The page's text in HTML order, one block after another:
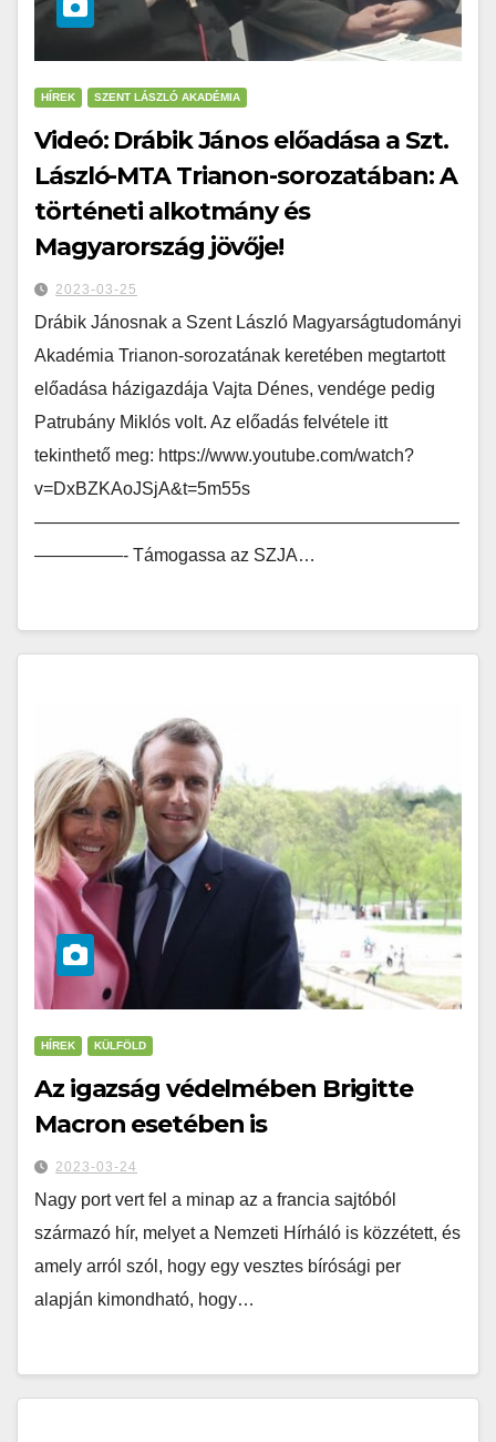
HÍREK SZENT LÁSZLÓ AKADÉMIA
Videó: Drábik János előadása a Szt.
László-MTA Trianon-sorozatában: A
történeti alkotmány és
Magyarország jövője!
2023-03-25
Drábik Jánosnak a Szent László Magyarságtudományi
Akadémia Trianon-sorozatának keretében megtartott
előadása házigazdája Vajta Dénes, vendége pedig
Patrubány Miklós volt. Az előadás felvétele itt
tekinthető meg: https://www.youtube.com/watch?
v=DxBZKAoJSjA&t=5m55s
————————————————————————
—————- Támogassa az SZJA…
HÍREK KÜLFÖLD
Az igazság védelmében Brigitte
Macron esetében is
2023-03-24
Nagy port vert fel a minap az a francia sajtóból
származó hír, melyet a Nemzeti Hírháló is közzétett, és
amely arról szól, hogy egy vesztes bírósági per
alapján kimondható, hogy…